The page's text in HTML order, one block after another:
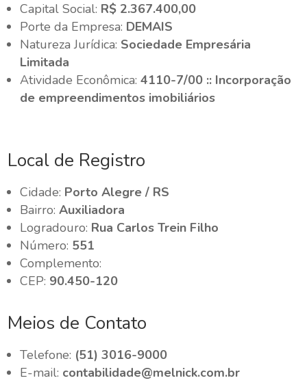
Capital Social: R$ 2.367.400,00
Porte da Empresa: DEMAIS
Natureza Jurídica: Sociedade Empresária
Limitada
Atividade Econômica:4110-7/00 :: Incorporação
de empreendimentos imobiliários
Local de Registro
Cidade: Porto Alegre / RS
Bairro:Auxiliadora
Logradouro: Rua Carlos Trein Filho
Número: 551
Complemento:
CEP: 90.450-120
Meios de Contato
Telefone: (51) 3016-9000
E-mail: contabilidade@melnick.com.br